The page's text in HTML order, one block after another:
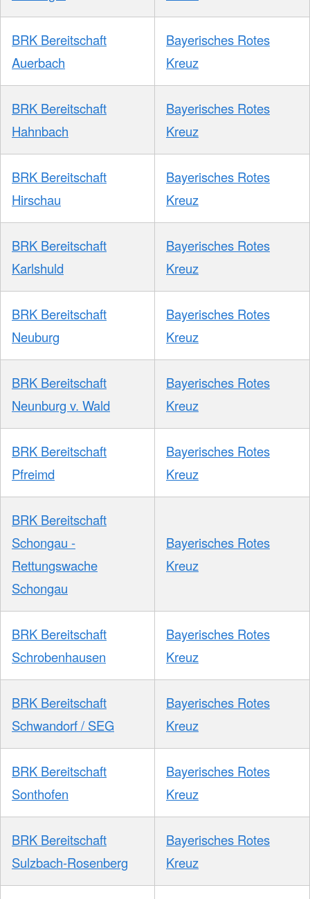
BRK Bereitschaft
Auerbach
Bayerisches Rotes
Kreuz
BRK Bereitschaft
Hahnbach
Bayerisches Rotes
Kreuz
BRK Bereitschaft
Hirschau
Bayerisches Rotes
Kreuz
BRK Bereitschaft
Karlshuld
Bayerisches Rotes
Kreuz
BRK Bereitschaft
Neuburg
Bayerisches Rotes
Kreuz
BRK Bereitschaft
Neunburg v. Wald
Bayerisches Rotes
Kreuz
BRK Bereitschaft
Pfreimd
Bayerisches Rotes
Kreuz
BRK Bereitschaft
Schongau -
Rettungswache
Schongau
Bayerisches Rotes
Kreuz
BRK Bereitschaft
Schrobenhausen
Bayerisches Rotes
Kreuz
BRK Bereitschaft
Schwandorf / SEG
Bayerisches Rotes
Kreuz
BRK Bereitschaft
Sonthofen
Bayerisches Rotes
Kreuz
BRK Bereitschaft
Sulzbach-Rosenberg
Bayerisches Rotes
Kreuz